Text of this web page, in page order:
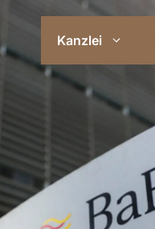
Kanzlei